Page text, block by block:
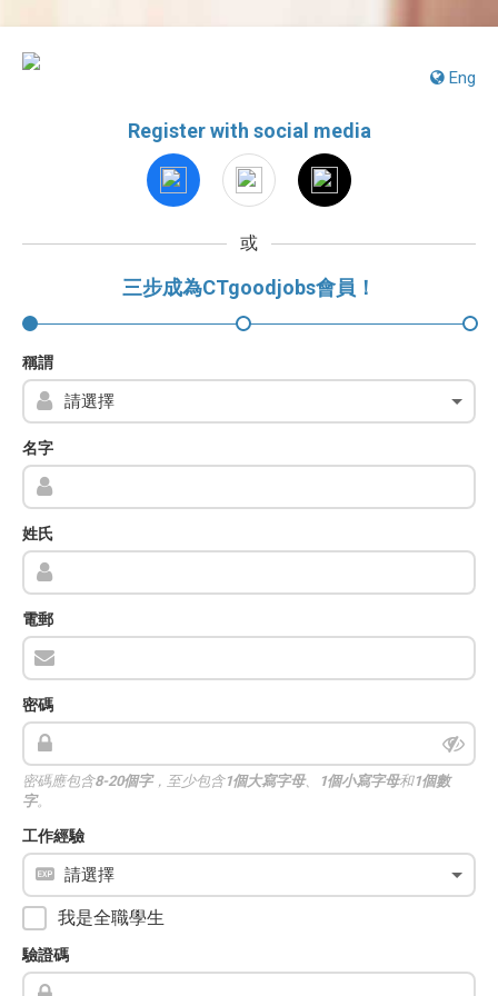
Eng
Register with social media
或
三步成為CTgoodjobs會員！
稱謂
名字
姓氏
電郵
密碼
密碼應包含8-20個字，至少包含1個大寫字母、 1個小寫字母和1個數
字。
工作經驗
我是全職學生
驗證碼